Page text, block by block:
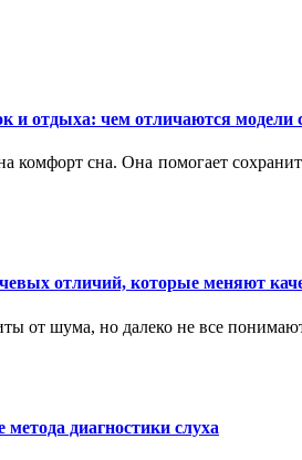
и отдыха: чем отличаются модели
комфорт сна. Она помогает
отличий, которые меняют
от шума, но далеко не все
диагностики слуха